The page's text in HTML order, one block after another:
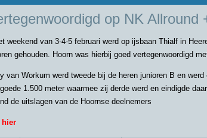
op NK Allround
weekend van 3-4-5 februari werd op ijsbaan Thialf in
gehouden. Hoorn was hierbij goed vertegenwoordigd
van Workum werd tweede bij de heren junioren B en
1.500 meter waarmee zij derde werd en eindigde
de uitslagen van de Hoornse deelnemers
hier